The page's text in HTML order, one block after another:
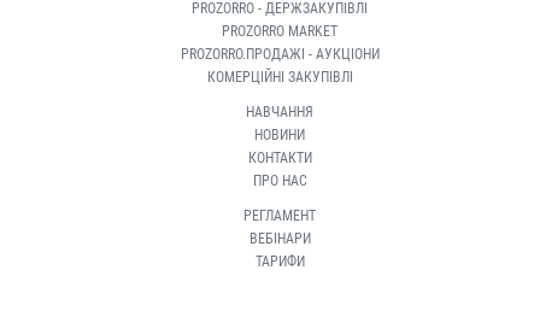
PROZORRO - ДЕРЖЗАКУПІВЛІ
PROZORRO MARKET
PROZORRO.ПРОДАЖІ - АУКЦІОНИ
КОМЕРЦІЙНІ ЗАКУПІВЛІ
НАВЧАННЯ
НОВИНИ
КОНТАКТИ
ПРО НАС
РЕГЛАМЕНТ
ВЕБІНАРИ
ТАРИФИ